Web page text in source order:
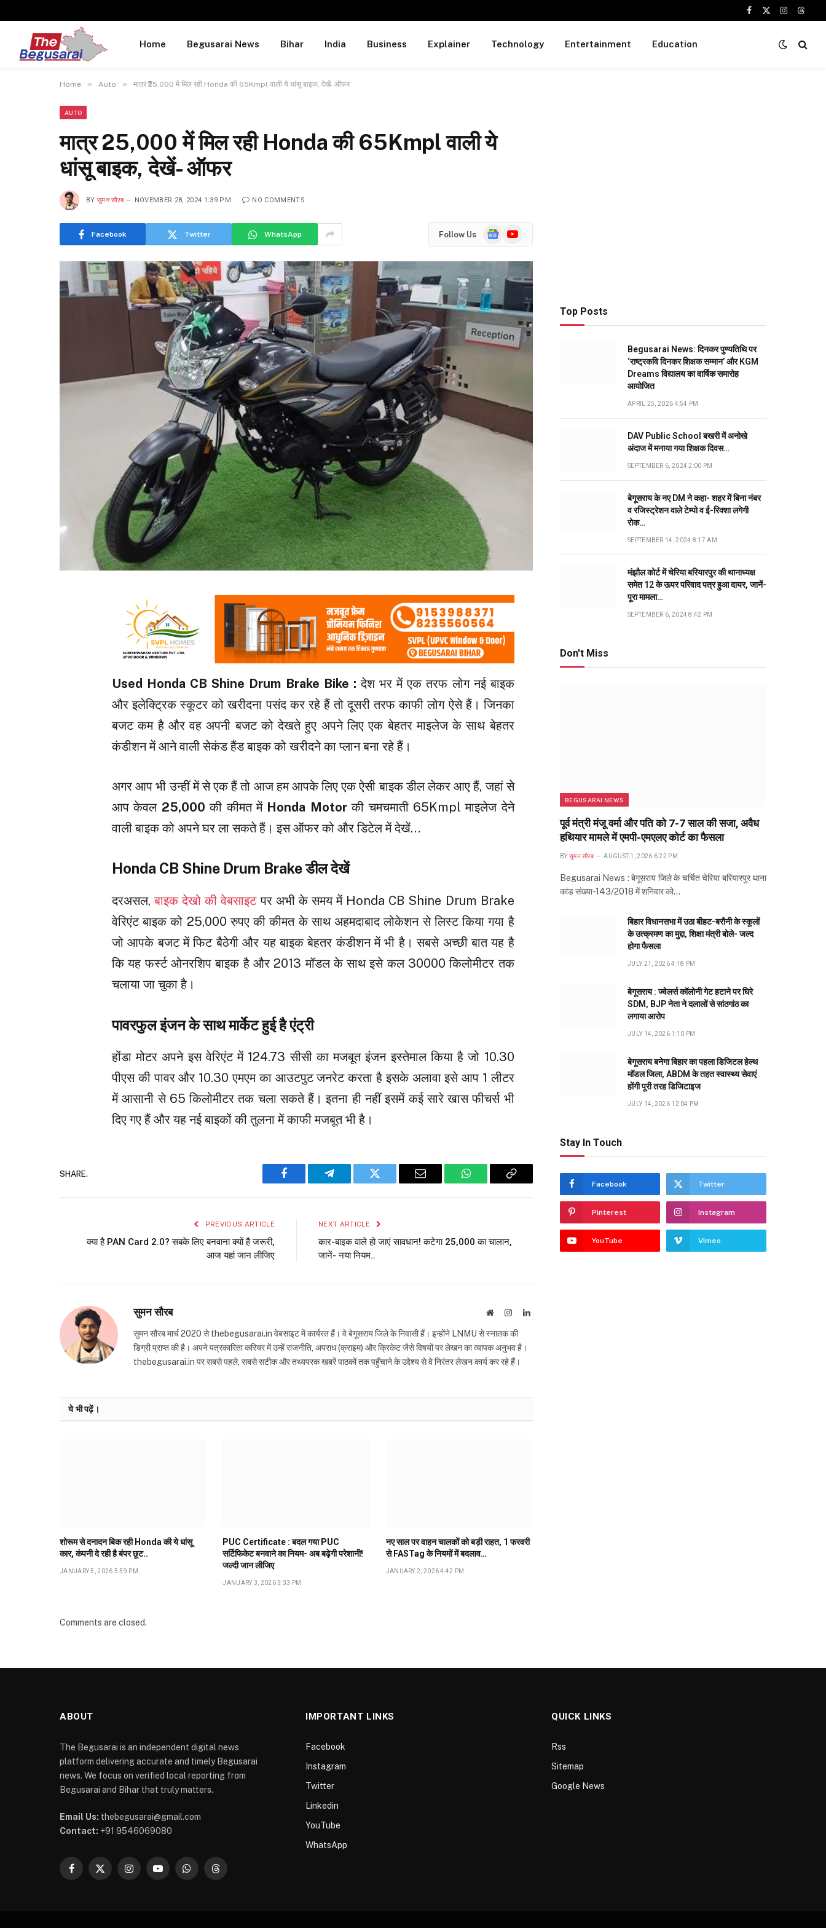
Facebook
X
Instagram
Home Begusarai News Bihar India Business Explainer Technology Entertainment Education
Home » Auto » मात्र ₹25,000 में मिल रही Honda की 65Kmpl वाली ये धांसू बाइक, देखें- ऑफर
AUTO
मात्र ₹25,000 में मिल रही Honda की 65Kmpl वाली ये
धांसू बाइक, देखें- ऑफर
BY सुमन सौरब NOVEMBER 28, 2024 1:39 PM NO COMMENTS
Facebook Twitter WhatsApp Follow Us
GoogleYouTube
Used Honda CB Shine Drum Brake Bike : देश भर में एक तरफ लोग नई बाइक
और इलेक्ट्रिक स्कूटर को खरीदना पसंद कर रहे हैं तो दूसरी तरफ काफी लोग ऐसे हैं। जिनका
बजट कम है और वह अपनी बजट को देखते हुए अपने लिए एक बेहतर माइलेज के साथ बेहतर
कंडीशन में आने वाली सेकंड हैंड बाइक को खरीदने का प्लान बना रहे हैं।
अगर आप भी उन्हीं में से एक हैं तो आज हम आपके लिए एक ऐसी बाइक डील लेकर आए हैं, जहां से
आप केवल ₹25,000 की कीमत में Honda Motorकी चमचमाती 65Kmpl माइलेज देने
वाली बाइक को अपने घर ला सकते हैं। इस ऑफर को और डिटेल में देखें…
Honda CB Shine Drum Brake डील देखें
दरअसल,बाइक देखो की वेबसाइटपर अभी के समय में Honda CB Shine Drum Brake
वेरिएंट बाइक को 25,000 रुपए की कीमत के साथ अहमदाबाद लोकेशन से लिस्ट किया गया है
जो आपके बजट में फिट बैठेगी और यह बाइक बेहतर कंडीशन में भी है। सबसे अच्छी बात यह है
कि यह फर्स्ट ओनरशिप बाइक है और 2013 मॉडल के साथ इसे कल 30000 किलोमीटर तक
चलाया जा चुका है।
पावरफुल इंजन के साथ मार्केट हुई है एंट्री
होंडा मोटर अपने इस वेरिएंट में 124.73 सीसी का मजबूत इंजन इस्तेमाल किया है जो 10.30
पीएस की पावर और 10.30 एमएम का आउटपुट जनरेट करता है इसके अलावा इसे आप 1 लीटर
में आसानी से 65 किलोमीटर तक चला सकते हैं। इतना ही नहीं इसमें कई सारे खास फीचर्स भी
दिए गए हैं और यह नई बाइकों की तुलना में काफी मजबूत भी है।
SHARE.
Facebook Telegram Twitter Email WhatsAppCopy
PREVIOUS ARTICLE
क्या है PAN Card 2.0? सबके लिए बनवाना क्यों है जरूरी,
आज यहां जान लीजिए
NEXT ARTICLE
कार-बाइक वाले हो जाएं सावधान! कटेगा ₹25,000 का चालान,
जानें- नया नियम..
सुमन सौरब WebsiteInstagramLinkedIn
सुमन सौरब मार्च 2020 से thebegusarai.in वेबसाइट में कार्यरत हैं। वे बेगूसराय जिले के निवासी हैं। इन्होंने LNMU से स्नातक की
डिग्री प्राप्त की है। अपने पत्रकारिता करियर में उन्हें राजनीति, अपराध (क्राइम) और क्रिकेट जैसे विषयों पर लेखन का व्यापक अनुभव है।
thebegusarai.in पर सबसे पहले, सबसे सटीक और तथ्यपरक खबरें पाठकों तक पहुँचाने के उद्देश्य से वे निरंतर लेखन कार्य कर रहे हैं।
ये भी पढ़ें।
शोरूम से दनादन बिक रही Honda की ये धांसू
कार, कंपनी दे रही है बंपर छूट..
JANUARY 5, 2026 5:59 PM
PUC Certificate : बदल गया PUC
सर्टिफिकेट बनवाने का नियम- अब बढ़ेगी परेशानी!
जल्दी जान लीजिए
JANUARY 3, 2026 3:33 PM
नए साल पर वाहन चालकों को बड़ी राहत, 1 फरवरी
से FASTag के नियमों में बदलाव…
JANUARY 2, 2026 4:42 PM
Comments are closed.
Top Posts
Begusarai News: दिनकर पुण्यतिथि पर
‘राष्ट्रकवि दिनकर शिक्षक सम्मान’ और KGM
Dreams विद्यालय का वार्षिक समारोह
आयोजित
APRIL 25, 2026 4:54 PM
DAV Public School बखरी में अनोखे
अंदाज में मनाया गया शिक्षक दिवस…
SEPTEMBER 6, 2024 2:00 PM
बेगूसराय के नए DM ने कहा- शहर में बिना नंबर
व रजिस्ट्रेशन वाले टेम्पो व ई-रिक्शा लगेगी
रोक…
SEPTEMBER 14, 2024 8:17 AM
मंझौल कोर्ट में चेरिया बरियारपुर की थानाध्यक्ष
समेत 12 के ऊपर परिवाद पत्र हुआ दायर, जानें-
पूरा मामला…
SEPTEMBER 6, 2024 8:42 PM
Don't Miss
BEGUSARAI NEWS
पूर्व मंत्री मंजू वर्मा और पति को 7-7 साल की सजा, अवैध
हथियार मामले में एमपी-एमएलए कोर्ट का फैसला
BY सुमन सौरब AUGUST 1, 2026 6:22 PM
Begusarai News : बेगूसराय जिले के चर्चित चेरिया बरियारपुर थाना
कांड संख्या-143/2018 में शनिवार को…
बिहार विधानसभा में उठा बीहट-बरौनी के स्कूलों
के उत्क्रमण का मुद्दा, शिक्षा मंत्री बोले- जल्द
होगा फैसला
JULY 21, 2026 4:18 PM
बेगूसराय : ज्वेलर्स कॉलोनी गेट हटाने पर घिरे
SDM, BJP नेता ने दलालों से सांठगांठ का
लगाया आरोप
JULY 14, 2026 1:10 PM
बेगूसराय बनेगा बिहार का पहला डिजिटल हेल्थ
मॉडल जिला, ABDM के तहत स्वास्थ्य सेवाएं
होंगी पूरी तरह डिजिटाइज
JULY 14, 2026 12:04 PM
Stay In Touch
Facebook Twitter
Pinterest Instagram
YouTube Vimeo
ABOUT
The Begusarai is an independent digital news
platform delivering accurate and timely Begusarai
news. We focus on verified local reporting from
Begusarai and Bihar that truly matters.
Email Us: thebegusarai@gmail.com
Contact: +91 9546069080
Facebook
X
InstagramYouTubeWhatsAppThreads
IMPORTANT LINKS
Facebook
Instagram
Twitter
Linkedin
YouTube
WhatsApp
QUICK LINKS
Rss
Sitemap
Google News